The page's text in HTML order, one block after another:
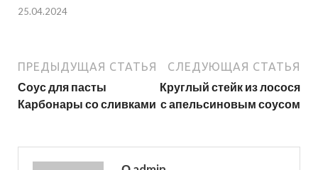
25.04.2024
ПРЕДЫДУЩАЯ СТАТЬЯ
Соус для пасты
Карбонары со сливками
СЛЕДУЮЩАЯ СТАТЬЯ
Круглый стейк из лосося
с апельсиновым соусом